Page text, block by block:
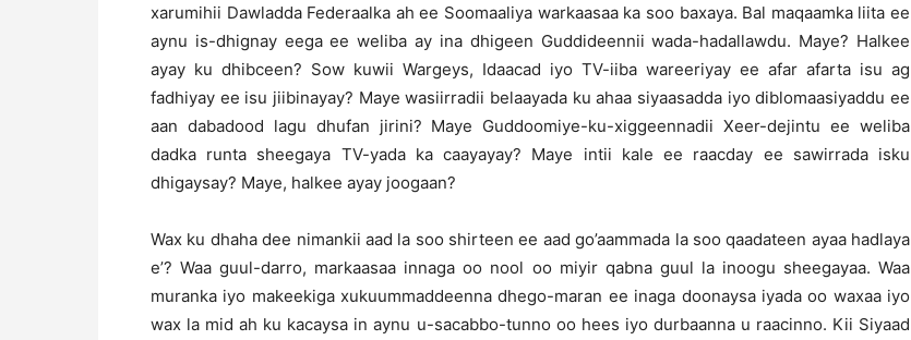
xarumihii Dawladda Federaalka ah ee Soomaaliya warkaasaa ka soo baxaya. Bal maqaamka liita ee
aynu is-dhignay eega ee weliba ay ina dhigeen Guddideennii wada-hadallawdu. Maye? Halkee
ayay ku dhibceen? Sow kuwii Wargeys, Idaacad iyo TV-iiba wareeriyay ee afar afarta isu ag
fadhiyay ee isu jiibinayay? Maye wasiirradii belaayada ku ahaa siyaasadda iyo diblomaasiyaddu ee
aan dabadood lagu dhufan jirini? Maye Guddoomiye-ku-xiggeennadii Xeer-dejintu ee weliba
dadka runta sheegaya TV-yada ka caayayay? Maye intii kale ee raacday ee sawirrada isku
dhigaysay? Maye, halkee ayay joogaan?
Wax ku dhaha dee nimankii aad la soo shirteen ee aad go’aammada la soo qaadateen ayaa hadlaya
e’? Waa guul-darro, markaasaa innaga oo nool oo miyir qabna guul la inoogu sheegayaa. Waa
muranka iyo makeekiga xukuummaddeenna dhego-maran ee inaga doonaysa iyada oo waxaa iyo
wax la mid ah ku kacaysa in aynu u-sacabbo-tunno oo hees iyo durbaanna u raacinno. Kii Siyaad